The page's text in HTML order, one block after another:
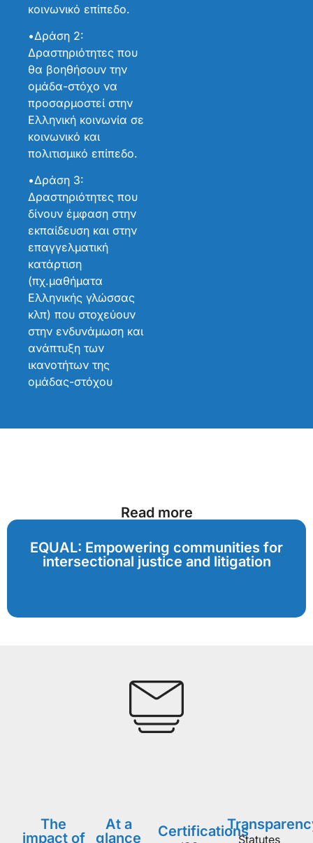
κοινωνικό επίπεδο.
•Δράση 2:
Δραστηριότητες που
θα βοηθήσουν την
ομάδα-στόχο να
προσαρμοστεί στην
Ελληνική κοινωνία σε
κοινωνικό και
πολιτισμικό επίπεδο.
•Δράση 3:
Δραστηριότητες που
δίνουν έμφαση στην
εκπαίδευση και στην
επαγγελματική
κατάρτιση
(πχ.μαθήματα
Ελληνικής γλώσσας
κλπ) που στοχεύουν
στην ενδυνάμωση και
ανάπτυξη των
ικανοτήτων της
ομάδας-στόχου
Read more
EQUAL: Empowering communities for
intersectional justice and litigation
The
impact of
At a
glance
CertificationsStatutes